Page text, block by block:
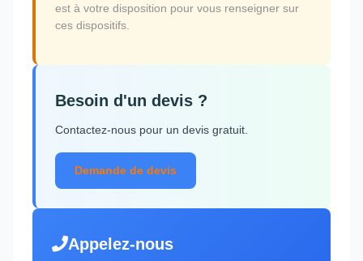
est à votre disposition pour vous renseigner sur
ces dispositifs.
Besoin d'un devis ?
Contactez-nous pour un devis gratuit.
Demande de devis
Appelez-nous